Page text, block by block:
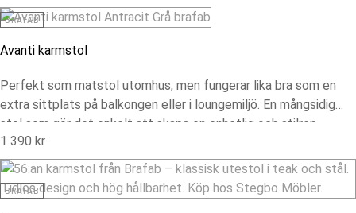
BRAFAB
Avanti karmstol
Perfekt som matstol utomhus, men fungerar lika bra som en
extra sittplats på balkongen eller i loungemiljö. En mångsidig
stol som gör det enkelt att skapa en enhetlig och stilren
uteplats.
1 390 kr
BRAFAB